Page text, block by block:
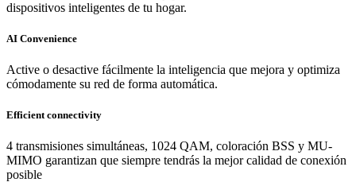
dispositivos inteligentes de tu hogar.
AI Convenience
Active o desactive fácilmente la inteligencia que mejora y optimiza
cómodamente su red de forma automática.
Efficient connectivity
4 transmisiones simultáneas, 1024 QAM, coloración BSS y MU-
MIMO garantizan que siempre tendrás la mejor calidad de conexión
posible